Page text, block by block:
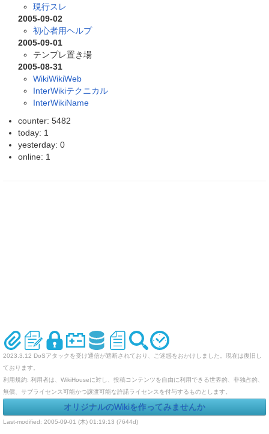
現行スレ
2005-09-02
初心者用ヘルプ
2005-09-01
テンプレ置き場
2005-08-31
WikiWikiWeb
InterWikiテクニカル
InterWikiName
counter: 5482
today: 1
yesterday: 0
online: 1
2023.3.12 DoSアタックを受け通信が遮断されており、ご迷惑をおかけしました。現在は復旧し
ております。
利用規約: 利用者は、WikiHouseに対し、投稿コンテンツを自由に利用できる世界的、非独占的、
無償、サブライセンス可能かつ譲渡可能な許諾ライセンスを付与するものとします。
オリジナルのWikiを作ってみませんか
Last-modified: 2005-09-01 (木) 01:19:13 (7644d)